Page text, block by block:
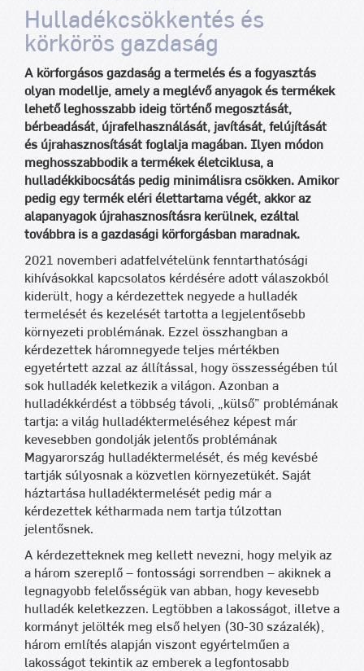
Hulladékcsökkentés és
körkörös gazdaság
A körforgásos gazdaság a termelés és a fogyasztás
olyan modellje, amely a meglévő anyagok és termékek
lehető leghosszabb ideig történő megosztását,
bérbeadását, újrafelhasználását, javítását, felújítását
és újrahasznosítását foglalja magában. Ilyen módon
meghosszabbodik a termékek életciklusa, a
hulladékkibocsátás pedig minimálisra csökken. Amikor
pedig egy termék eléri élettartama végét, akkor az
alapanyagok újrahasznosításra kerülnek, ezáltal
továbbra is a gazdasági körforgásban maradnak.
2021 novemberi adatfelvételünk fenntarthatósági
kihívásokkal kapcsolatos kérdésére adott válaszokból
kiderült, hogy a kérdezettek negyede a hulladék
termelését és kezelését tartotta a legjelentősebb
környezeti problémának. Ezzel összhangban a
kérdezettek háromnegyede teljes mértékben
egyetértett azzal az állítással, hogy összességében túl
sok hulladék keletkezik a világon. Azonban a
hulladékkérdést a többség távoli, „külső” problémának
tartja: a világ hulladéktermeléséhez képest már
kevesebben gondolják jelentős problémának
Magyarország hulladéktermelését, és még kevésbé
tartják súlyosnak a közvetlen környezetükét. Saját
háztartása hulladéktermelését pedig már a
kérdezettek kétharmada nem tartja túlzottan
jelentősnek.
A kérdezetteknek meg kellett nevezni, hogy melyik az
a három szereplő – fontossági sorrendben – akiknek a
legnagyobb felelősségük van abban, hogy kevesebb
hulladék keletkezzen. Legtöbben a lakosságot, illetve a
kormányt jelölték meg első helyen (30-30 százalék),
három említés alapján viszont egyértelműen a
lakosságot tekintik az emberek a legfontosabb